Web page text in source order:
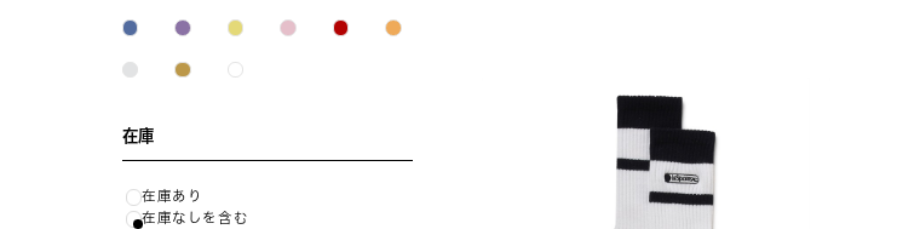
在庫
在庫あり
在庫なしを含む